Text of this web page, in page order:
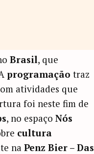
Brasil, que
programação traz
atividades que
foi neste fim de
, no espaço Nós
cultura
na Penz Bier – Das